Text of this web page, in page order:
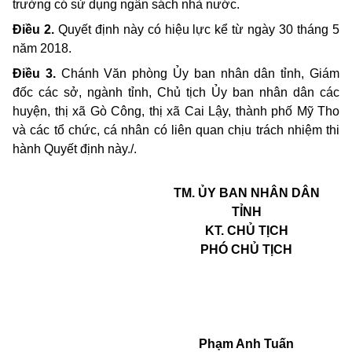
trường có sử dụng ngân sách nhà nước.
Điều 2. Quyết định này có hiệu lực kể từ ngày 30 tháng 5
năm 2018.
Điều 3. Chánh Văn phòng Ủy ban nhân dân tỉnh, Giám
đốc các sở, ngành tỉnh, Chủ tịch Ủy ban nhân dân các
huyện, thị xã Gò Công, thị xã Cai Lậy, thành phố Mỹ Tho
và các tổ chức, cá nhân có liên quan chịu trách nhiệm thi
hành Quyết định này./.
TM. ỦY BAN NHÂN DÂN
TỈNH
KT. CHỦ TỊCH
PHÓ CHỦ TỊCH
Phạm Anh Tuấn